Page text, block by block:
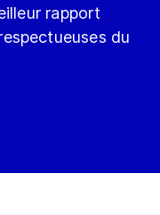
rapport
du